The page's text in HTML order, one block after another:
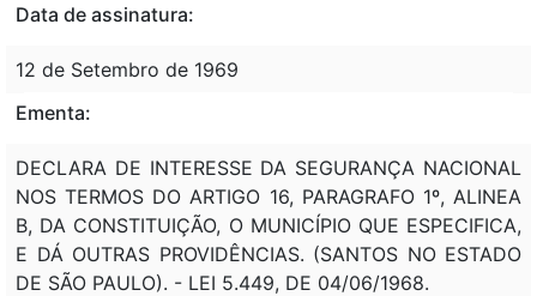
Data de assinatura:
12 de Setembro de 1969
Ementa:
DECLARA DE INTERESSE DA SEGURANÇA NACIONAL
NOS TERMOS DO ARTIGO 16, PARAGRAFO 1º, ALINEA
B, DA CONSTITUIÇÃO, O MUNICÍPIO QUE ESPECIFICA,
E DÁ OUTRAS PROVIDÊNCIAS. (SANTOS NO ESTADO
DE SÃO PAULO). - LEI 5.449, DE 04/06/1968.